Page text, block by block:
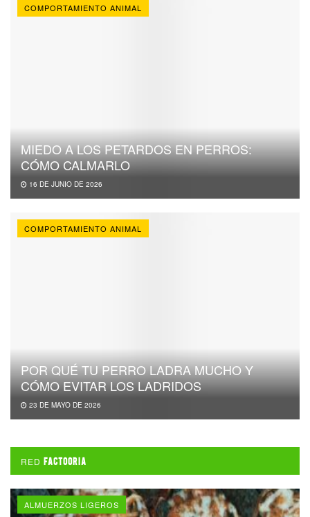
COMPORTAMIENTO ANIMAL
MIEDO A LOS PETARDOS EN PERROS:
CÓMO CALMARLO
16 DE JUNIO DE 2026
COMPORTAMIENTO ANIMAL
POR QUÉ TU PERRO LADRA MUCHO Y
CÓMO EVITAR LOS LADRIDOS
23 DE MAYO DE 2026
RED FACTOORIA
ALMUERZOS LIGEROS